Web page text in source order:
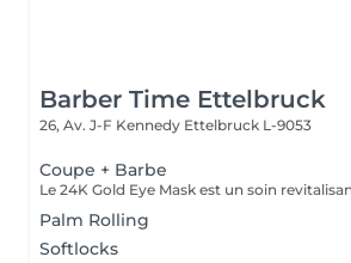
Barber Time Ettelbruck
26, Av. J-F Kennedy Ettelbruck L-9053
Coupe + Barbe
Palm Rolling
Softlocks